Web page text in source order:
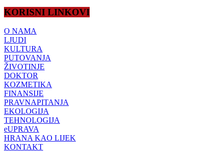
KORISNI LINKOVI
O NAMA
LJUDI
KULTURA
PUTOVANJA
ŽIVOTINJE
DOKTOR
KOZMETIKA
FINANSIJE
PRAVNAPITANJA
EKOLOGIJA
TEHNOLOGIJA
eUPRAVA
HRANA KAO LIJEK
KONTAKT